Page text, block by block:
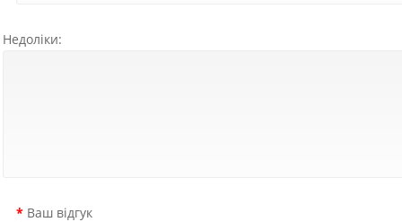
Недоліки:
Ваш відгук